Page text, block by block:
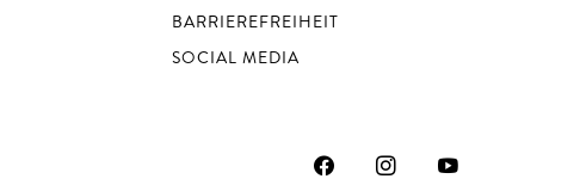
BARRIEREFREIHEIT
SOCIAL MEDIA